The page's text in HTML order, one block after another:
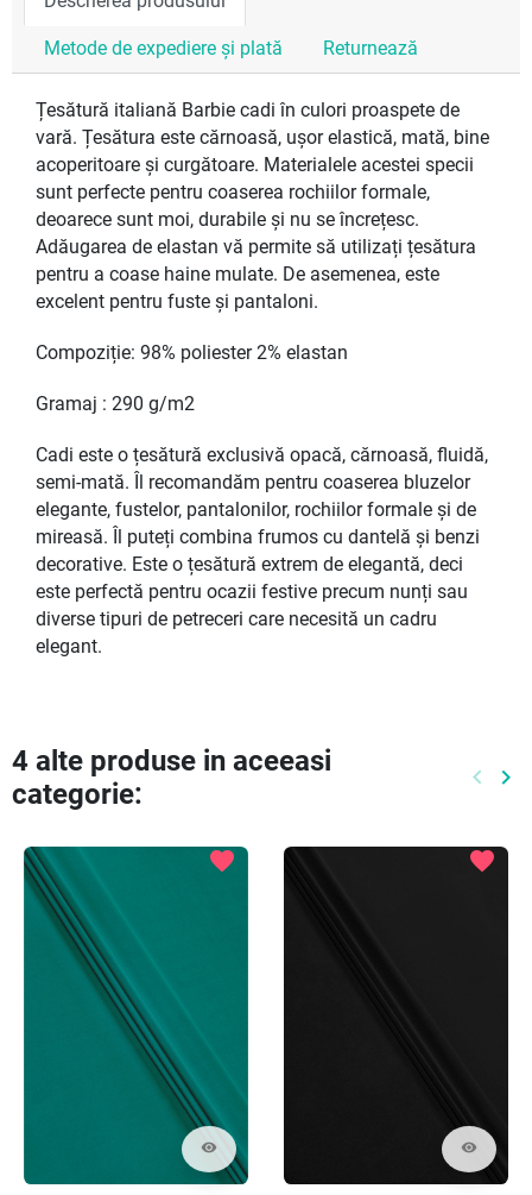
Metode de expediere și plată Returnează
Țesătură italiană Barbie cadi în culori proaspete de
vară. Țesătura este cărnoasă, ușor elastică, mată, bine
acoperitoare și curgătoare. Materialele acestei specii
sunt perfecte pentru coaserea rochiilor formale,
deoarece sunt moi, durabile și nu se încrețesc.
Adăugarea de elastan vă permite să utilizați țesătura
pentru a coase haine mulate. De asemenea, este
excelent pentru fuste și pantaloni.
Compoziție: 98% poliester 2% elastan
Gramaj : 290 g/m2
Cadi este o țesătură exclusivă opacă, cărnoasă, fluidă,
semi-mată. Îl recomandăm pentru coaserea bluzelor
elegante, fustelor, pantalonilor, rochiilor formale și de
mireasă. Îl puteți combina frumos cu dantelă și benzi
decorative. Este o țesătură extrem de elegantă, deci
este perfectă pentru ocazii festive precum nunți sau
diverse tipuri de petreceri care necesită un cadru
elegant.
4 alte produse in aceeasi
categorie:
keyboard_arrow_left keyboard_arrow_right
visibility
favorite
visibility
favorite